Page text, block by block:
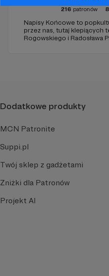
216 patronów
Napisy Końcowe to
przez nas, tutaj klepiących
Rogowskiego i Radosława
Dodatkowe produkty
MCN Patronite
Suppi.pl
Twój sklep z gadżetami
Zniżki dla Patronów
Projekt AI